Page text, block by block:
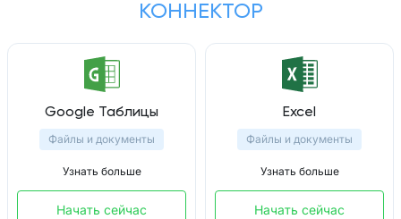
КОННЕКТОР
Google Таблицы
Файлы и документы
Узнать больше
Начать сейчас
Excel
Файлы и документы
Узнать больше
Начать сейчас